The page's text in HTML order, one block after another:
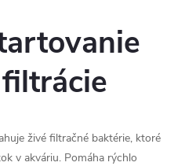
živé filtračné baktérie, ktoré
v akváriu. Pomáha rýchlo